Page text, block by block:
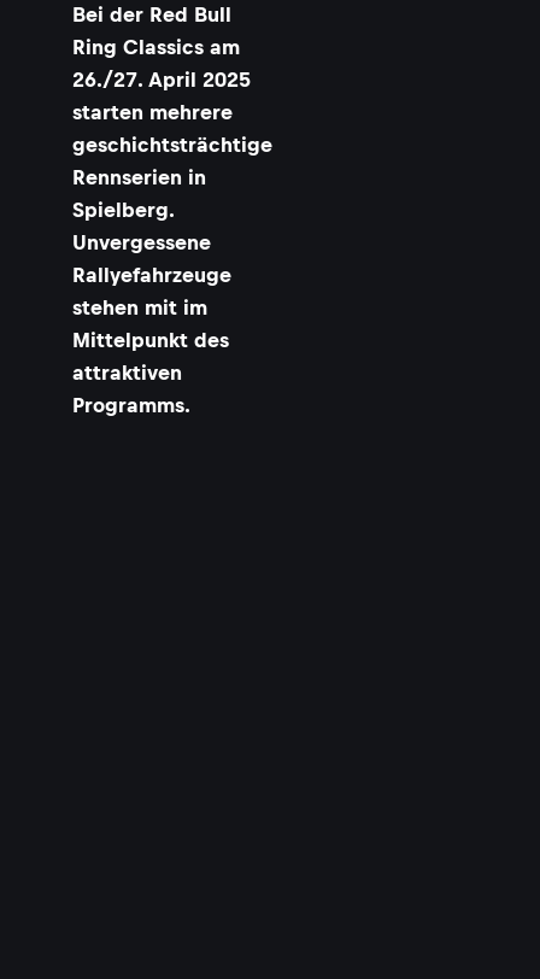
Bei der Red Bull
Ring Classics am
26./27. April 2025
starten mehrere
geschichtsträchtige
Rennserien in
Spielberg.
Unvergessene
Rallyefahrzeuge
stehen mit im
Mittelpunkt des
attraktiven
Programms.